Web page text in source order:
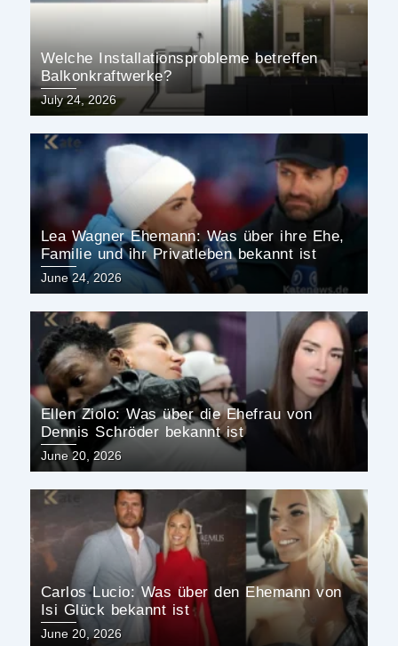
Welche Installationsprobleme betreffen
Balkonkraftwerke?
Posted
on
July 24, 2026
Lea Wagner Ehemann: Was über ihre Ehe,
Familie und ihr Privatleben bekannt ist
Posted
on
June 24, 2026
Ellen Ziolo: Was über die Ehefrau von
Dennis Schröder bekannt ist
Posted
on
June 20, 2026
Carlos Lucio: Was über den Ehemann von
Isi Glück bekannt ist
Posted
June 20, 2026